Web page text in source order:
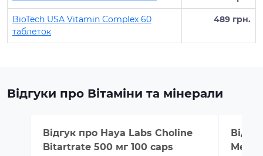
BioTech USA Vitamin Complex 60
таблеток
489 грн.
Відгуки про Вітаміни та мінерали
Відгук про Haya Labs Choline
Bitartrate 500 мг 100 caps
Men